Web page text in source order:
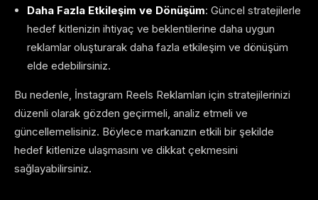
Daha Fazla Etkileşim ve Dönüşüm: Güncel stratejilerle
hedef kitlenizin ihtiyaç ve beklentilerine daha uygun
reklamlar oluşturarak daha fazla etkileşim ve dönüşüm
elde edebilirsiniz.
Bu nedenle, İnstagram Reels Reklamları için stratejilerinizi
düzenli olarak gözden geçirmeli, analiz etmeli ve
güncellemelisiniz. Böylece markanızın etkili bir şekilde
hedef kitlenize ulaşmasını ve dikkat çekmesini
sağlayabilirsiniz.